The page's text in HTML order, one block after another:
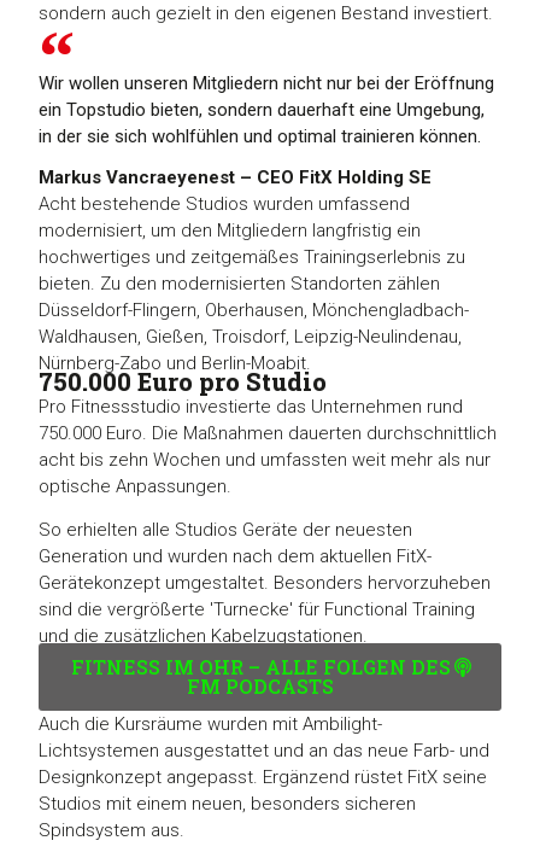
sondern auch gezielt in den eigenen Bestand investiert.
Wir wollen unseren Mitgliedern nicht nur bei der Eröffnung
ein Topstudio bieten, sondern dauerhaft eine Umgebung,
in der sie sich wohlfühlen und optimal trainieren können.
Markus Vancraeyenest – CEO FitX Holding SE
Acht bestehende Studios wurden umfassend
modernisiert, um den Mitgliedern langfristig ein
hochwertiges und zeitgemäßes Trainingserlebnis zu
bieten. Zu den modernisierten Standorten zählen
Düsseldorf-Flingern, Oberhausen, Mönchengladbach-
Waldhausen, Gießen, Troisdorf, Leipzig-Neulindenau,
Nürnberg-Zabo und Berlin-Moabit.
750.000 Euro pro Studio
Pro Fitnessstudio investierte das Unternehmen rund
750.000 Euro. Die Maßnahmen dauerten durchschnittlich
acht bis zehn Wochen und umfassten weit mehr als nur
optische Anpassungen.
So erhielten alle Studios Geräte der neuesten
Generation und wurden nach dem aktuellen FitX-
Gerätekonzept umgestaltet. Besonders hervorzuheben
sind die vergrößerte 'Turnecke' für Functional Training
und die zusätzlichen Kabelzugstationen.
FITNESS IM OHR – ALLE FOLGEN DES
FM PODCASTS
Auch die Kursräume wurden mit Ambilight-
Lichtsystemen ausgestattet und an das neue Farb- und
Designkonzept angepasst. Ergänzend rüstet FitX seine
Studios mit einem neuen, besonders sicheren
Spindsystem aus.